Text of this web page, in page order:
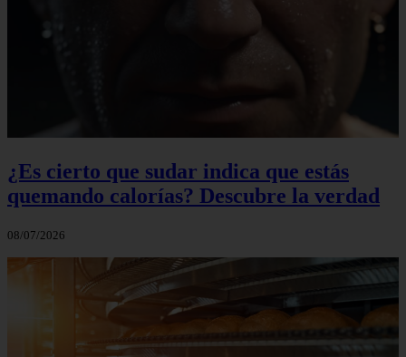
¿Es cierto que sudar indica que estás
quemando calorías? Descubre la verdad
08/07/2026